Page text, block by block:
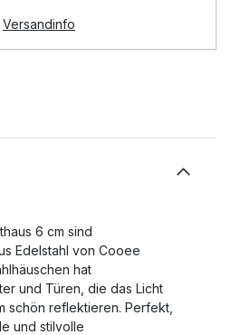
Versandinfo
6 cm sind
Edelstahl von Cooee
hat
und Türen, die das Licht
schön reflektieren. Perfekt,
und stilvolle